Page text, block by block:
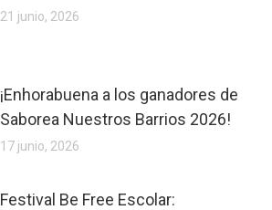
21 junio, 2026
¡Enhorabuena a los ganadores de
Saborea Nuestros Barrios 2026!
17 junio, 2026
Festival Be Free Escolar: